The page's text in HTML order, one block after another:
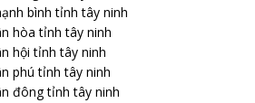
bình tỉnh tây ninh
hòa tỉnh tây ninh
hội tỉnh tây ninh
phú tỉnh tây ninh
đông tỉnh tây ninh